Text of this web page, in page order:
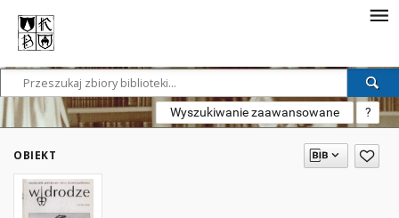
Wyszukiwanie zaawansowane ?
OBIEKT